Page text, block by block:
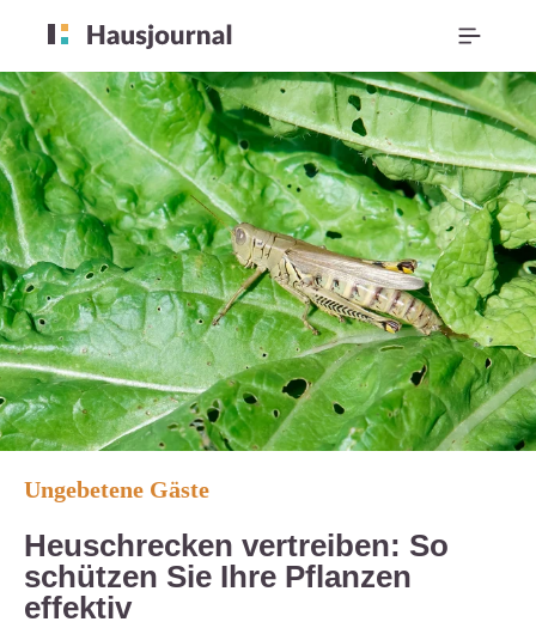
Ungebetene Gäste
Heuschrecken vertreiben: So
schützen Sie Ihre Pflanzen
effektiv